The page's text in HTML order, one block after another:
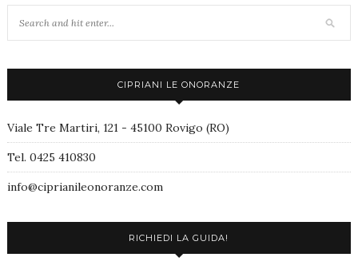
CIPRIANI LE ONORANZE
Viale Tre Martiri, 121 - 45100 Rovigo (RO)
Tel. 0425 410830
info@ciprianileonoranze.com
RICHIEDI LA GUIDA!